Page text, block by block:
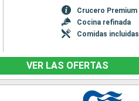
Crucero Premium
Cocina refinada
Comidas incluidas
VER LAS OFERTAS